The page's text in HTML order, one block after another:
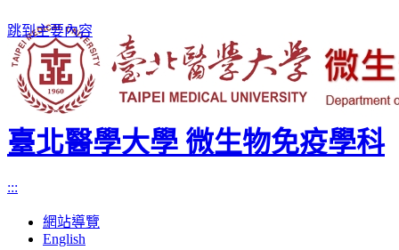
跳到主要內容
臺北醫學大學 微生物免疫學科
:::
網站導覽
English